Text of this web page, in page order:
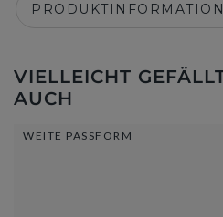
VIELLEICHT
AUCH
WEITE PASSFORM